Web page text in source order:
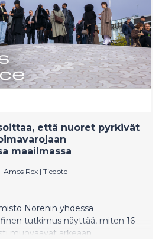
että nuoret pyrkivät
maailmassa
| Amos Rex | Tiedote
Norenin yhdessä
tutkimus näyttää, miten 16–
muovaavat arkeaan